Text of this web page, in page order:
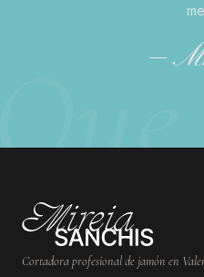
—
Cortadora profesional de jamón en